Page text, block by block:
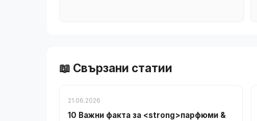
📖 Свързани статии
21.06.2026
10 Важни факта за <strong>парфюми &